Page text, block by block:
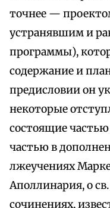
точнее —
устранявшим и
программы),
содержание и
предисловии он
некоторые
состоящие
частью в
лжеучениях
Аполлинария, о
сочинениях,